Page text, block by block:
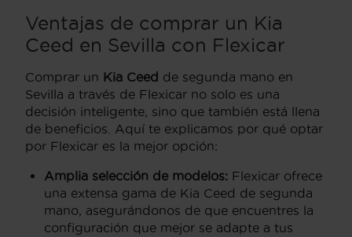
Ventajas de comprar un Kia
Ceed en Sevilla con Flexicar
Comprar un Kia Ceed de segunda mano en
Sevilla a través de Flexicar no solo es una
decisión inteligente, sino que también está llena
de beneficios. Aquí te explicamos por qué optar
por Flexicar es la mejor opción:
Amplia selección de modelos: Flexicar ofrece
una extensa gama de Kia Ceed de segunda
mano, asegurándonos de que encuentres la
configuración que mejor se adapte a tus